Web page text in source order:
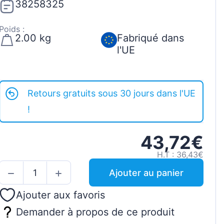
38258325
Poids :
2.00 kg
Fabriqué dans
l'UE
Retours gratuits sous 30 jours dans l'UE
!
43,72€
H.T : 36,43€
Ajouter au panier
Ajouter aux favoris
Demander à propos de ce produit